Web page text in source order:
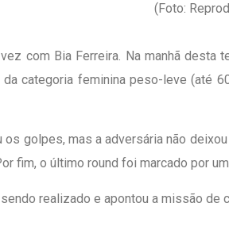
(Foto:
com Bia Ferreira. Na manhã
categoria feminina peso-leve (até
golpes, mas a adversária não
fim, o último round foi marcado por
realizado e apontou a missão de